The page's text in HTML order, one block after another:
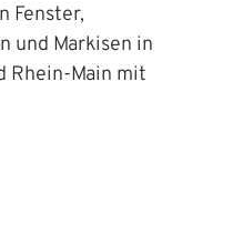
Fenster,
und Markisen in
Rhein-Main mit